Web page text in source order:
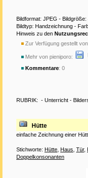
Bildformat: JPEG - Bildgröße:
Bildtyp: Handzeichnung -
Hinweis zu den
Zur Verfügung gestellt von
Mehr von pieniporo:
Kommentare: 0
RUBRIK: - Unterricht -
Hütte
einfache Zeichnung einer
Stichworte: Hütte Haus Tür,
Doppelkonsonanten